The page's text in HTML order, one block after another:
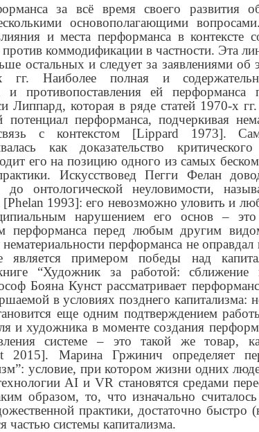
за всё время своего развития
основополагающими
и места перформанса в контексте
коммодификации в частности. Эта
остальных и следует за заявлениями об
гг. Наиболее полная и
и противопоставления ей перформанса
Липпард, которая в ряде статей 1970-х гг.
потенциал перформанса, подчеркивая
с контекстом [Lippard 1973].
как доказательство
его на позицию одного из самых
Искусствовед Пегги Фелан
до онтологической неуловимости,
1993]: его невозможно уловить и
нарушением его основ –
перформанса перед любым другим
перформанса не оправдал
примером победы над
“Художник за работой: сближение
Бояна Кунст рассматривает
в условиях позднего капитализма:
еще одним подтверждением
и художника в моменте создания
системе – это такой же товар,
2015]. Марина Гржинич определяет
условие, при котором жизни одних
AI и VR становятся средами
образом, то, что изначально
практики, достаточно быстро
частью системы капитализма.